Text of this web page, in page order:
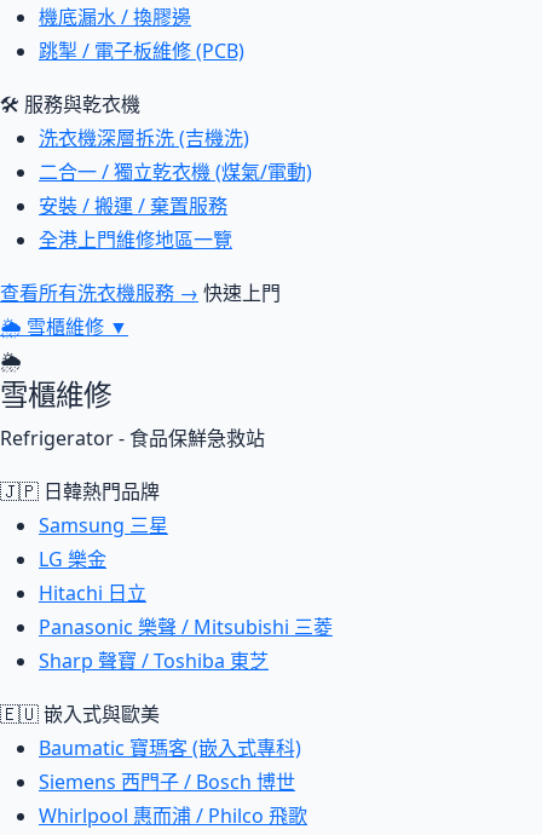
機底漏水 / 換膠邊
跳掣 / 電子板維修 (PCB)
🛠 服務與乾衣機
洗衣機深層拆洗 (吉機洗)
二合一 / 獨立乾衣機 (煤氣/電動)
安裝 / 搬運 / 棄置服務
全港上門維修地區一覽
查看所有洗衣機服務 → 快速上門
🌦 雪櫃維修 ▼
🌦
雪櫃維修
Refrigerator - 食品保鮮急救站
🇯🇵 日韓熱門品牌
Samsung 三星
LG 樂金
Hitachi 日立
Panasonic 樂聲 / Mitsubishi 三菱
Sharp 聲寶 / Toshiba 東芝
🇪🇺 嵌入式與歐美
Baumatic 寶瑪客 (嵌入式專科)
Siemens 西門子 / Bosch 博世
Whirlpool 惠而浦 / Philco 飛歌